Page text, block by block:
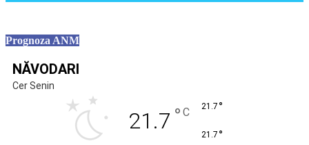
Prognoza ANM
NĂVODARI
Cer Senin
21.7 ° C 21.7 °
21.7 °